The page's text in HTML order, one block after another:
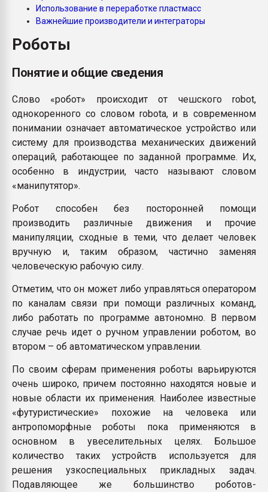
Всё, что касается
бутылок
Использование в переработке пластмасс
Важнейшие производители и интеграторы
Роботы
Понятие и общие сведения
Слово «робот» происходит от чешского robot,
однокоренного со словом robota, и в современном
понимании означает автоматическое устройство или
систему для производства механических движений
операций, работающее по заданной программе. Их,
особенно в индустрии, часто называют словом
«манипутятор».
Робот способен без посторонней помощи
производить различные движения и прочие
манипуляции, сходные в теми, что делает человек
вручную и, таким образом, частично заменяя
человеческую рабочую силу.
Отметим, что он может либо управляться оператором
по каналам связи при помощи различных команд,
либо работать по программе автономно. В первом
случае речь идет о ручном управлении роботом, во
втором – об автоматическом управлении.
По своим сферам применения роботы варьируются
очень широко, причем постоянно находятся новые и
новые области их применения. Наиболее известные
«футуристические» похожие на человека или
антропоморфные роботы пока применяются в
основном в увеселительных целях. Большое
количество таких устройств используется для
решения узкоспециальных прикладных задач.
Подавляющее же большинство роботов-